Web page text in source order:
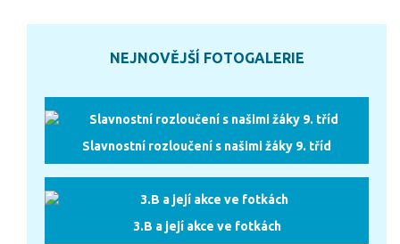
NEJNOVĚJŠÍ FOTOGALERIE
Slavnostní rozloučení s našimi žáky 9. tříd
3.B a její akce ve fotkách